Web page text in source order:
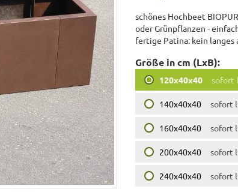
schönes Hochbeet
oder Grünpflanzen -
fertige Patina: kein langes
Größe in cm (LxB):
120x40x40 sofort
140x40x40 sofort
160x40x40 sofort
200x40x40 sofort
240x40x40 sofort